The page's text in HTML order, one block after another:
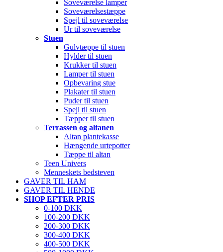
Soveværelse lamper
Soveværelsestæppe
Spejl til soveværelse
Ur til soveværelse
Stuen
Gulvtæppe til stuen
Hylder til stuen
Krukker til stuen
Lamper til stuen
Opbevaring stue
Plakater til stuen
Puder til stuen
Spejl til stuen
Tæpper til stuen
Terrassen og altanen
Altan plantekasse
Hængende urtepotter
Tæppe til altan
Teen Univers
Menneskets bedsteven
GAVER TIL HAM
GAVER TIL HENDE
SHOP EFTER PRIS
0-100 DKK
100-200 DKK
200-300 DKK
300-400 DKK
400-500 DKK